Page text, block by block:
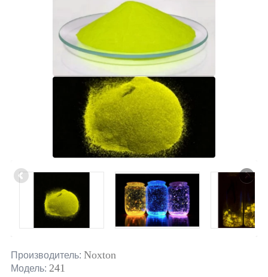
СВЯЗАТЬСЯ С НАМИ
Производитель: Noxton
Модель: 241